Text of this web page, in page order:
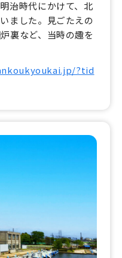
治時代にかけて、北
ました。見ごたえの
裏など、当時の趣を
?tid